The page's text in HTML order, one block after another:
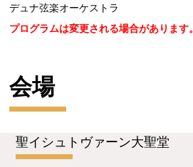
デュナ弦楽オーケストラ
プログラムは変更される場合があります。
会場
聖イシュトヴァーン大聖堂